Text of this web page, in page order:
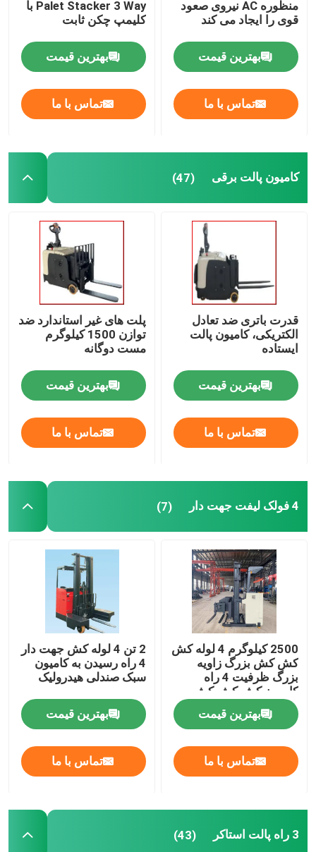
محصولات
تور کارخانه
کنترل کیفیت
با ما تماس بگیرید
وبلاگ
لیفتراک پالت برقی
استکر پالت برقی
کامیون پالت برقی
4 فولک لیفت جهت دار
لیفتراک برقی
موتور خودروهای الکتریکی
منظوره AC نیروی صعود
قوی را ایجاد می کند
بهترین قیمت
تماس با ما
Palet Stacker 3 Way با
کلیمپ چکن ثابت
بهترین قیمت
تماس با ما
کامیون پالت برقی (47)
قدرت باتری ضد تعادل
الکتریکی، کامیون پالت
ایستاده
بهترین قیمت
تماس با ما
پلت های غیر استاندارد ضد
توازن 1500 کیلوگرم
مست دوگانه
بهترین قیمت
تماس با ما
4 فولک لیفت جهت دار (7)
2500 کیلوگرم 4 لوله کش
کش کش بزرگ زاویه
بزرگ ظرفیت 4 راه
کامیون کش کش کش
بهترین قیمت
تماس با ما
2 تن 4 لوله کش جهت دار
4 راه رسیدن به کامیون
سبک صندلی هیدرولیک
بهترین قیمت
تماس با ما
3 راه پالت استاکر (43)